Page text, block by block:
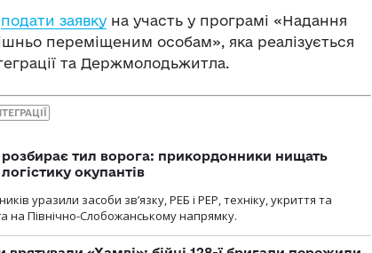
подати заявку на участь у програмі «‎Надання
переміщеним особам»‎, яка реалізується
та Держмолодьжитла.
тил ворога: прикордонники нищать
окупантів
уразили засоби зв’язку, РЕБ і РЕР, техніку, укриття та
на Північно-Слобожанському напрямку.